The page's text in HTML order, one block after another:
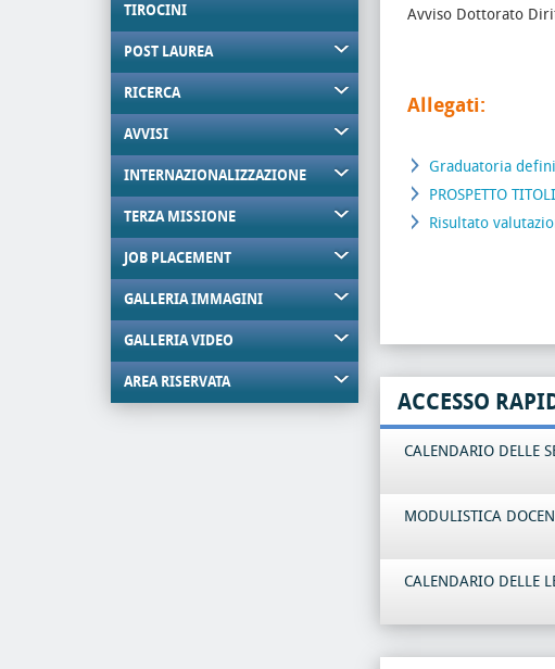
TIROCINI
POST LAUREA
RICERCA
AVVISI
INTERNAZIONALIZZAZIONE
TERZA MISSIONE
JOB PLACEMENT
GALLERIA IMMAGINI
GALLERIA VIDEO
AREA RISERVATA
Avviso Dottorato
Allegati:
Graduatoria
PROSPETTO
Risultato
ACCESSO
CALENDARIO DELLE
MODULISTICA
CALENDARIO DELLE